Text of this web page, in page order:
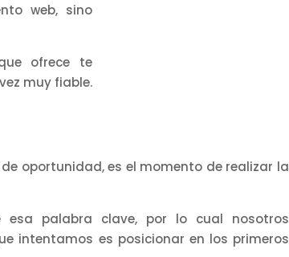
web, sino
ofrece te
muy fiable.
oportunidad, es el momento de realizar la
palabra clave, por lo cual nosotros
intentamos es posicionar en los primeros